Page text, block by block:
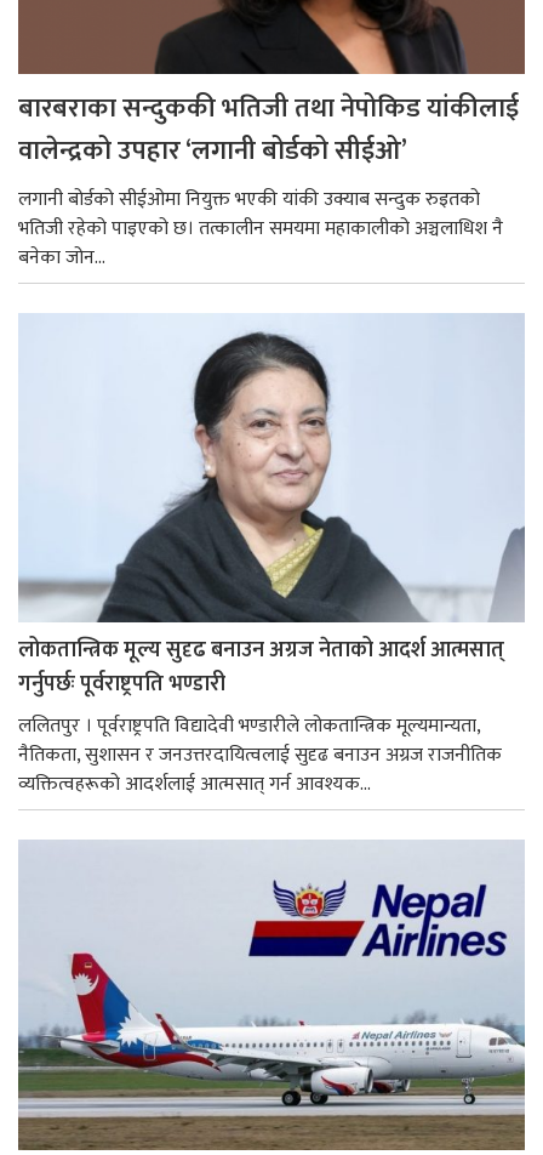
बारबराका सन्दुककी भतिजी तथा नेपोकिड यांकीलाई
वालेन्द्रको उपहार ‘लगानी बोर्डको सीईओ’
लगानी बोर्डको सीईओमा नियुक्त भएकी यांकी उक्याब सन्दुक रुइतको
भतिजी रहेको पाइएको छ। तत्कालीन समयमा महाकालीको अञ्चलाधिश नै
बनेका जोन...
लोकतान्त्रिक मूल्य सुदृढ बनाउन अग्रज नेताको आदर्श आत्मसात्
गर्नुपर्छः पूर्वराष्ट्रपति भण्डारी
ललितपुर । पूर्वराष्ट्रपति विद्यादेवी भण्डारीले लोकतान्त्रिक मूल्यमान्यता,
नैतिकता, सुशासन र जनउत्तरदायित्वलाई सुदृढ बनाउन अग्रज राजनीतिक
व्यक्तित्वहरूको आदर्शलाई आत्मसात् गर्न आवश्यक...